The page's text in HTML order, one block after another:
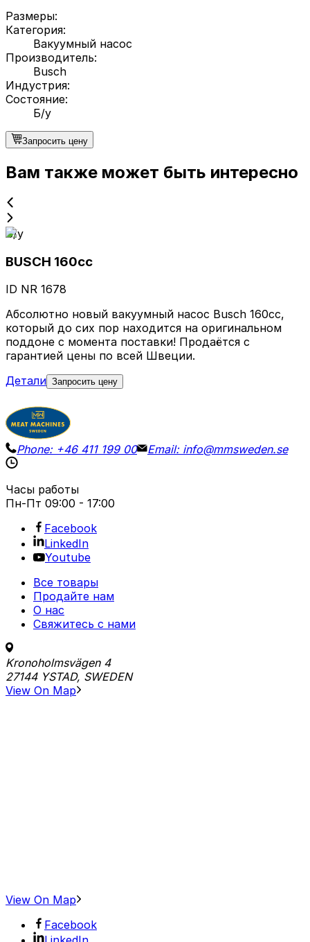
Размеры:
Категория:
Вакуумный насос
Производитель:
Busch
Индустрия:
Состояние:
Б/у
Запросить цену
Вам также может быть интересно
Б/у
BUSCH 160cc
ID NR 1678
Абсолютно новый вакуумный насос Busch 160cc,
который до сих пор находится на оригинальном
поддоне с момента поставки! Продаётся с
гарантией цены по всей Швеции.
Детали Запросить цену
Phone: +46 411 199 00 Email: info@mmsweden.se
Часы работы
Пн-Пт 09:00 - 17:00
Facebook
LinkedIn
Youtube
Все товары
Продайте нам
О нас
Свяжитесь с нами
Kronoholmsvägen 4
27144 YSTAD, SWEDEN
View On Map
View On Map
Facebook